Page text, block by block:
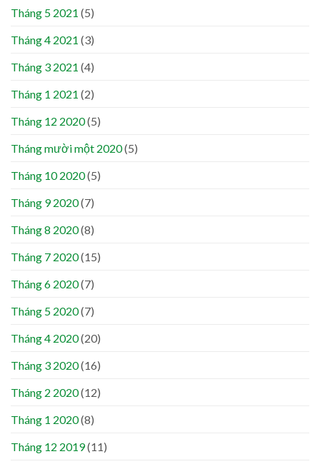
Tháng 5 2021 (5)
Tháng 4 2021 (3)
Tháng 3 2021 (4)
Tháng 1 2021 (2)
Tháng 12 2020(5)
Tháng mười một 2020(5)
Tháng 10 2020(5)
Tháng 9 2020(7)
Tháng 8 2020(8)
Tháng 7 2020(15)
Tháng 6 2020(7)
Tháng 5 2020(7)
Tháng 4 2020(20)
Tháng 3 2020(16)
Tháng 2 2020(12)
Tháng 1 2020(8)
Tháng 12 2019(11)